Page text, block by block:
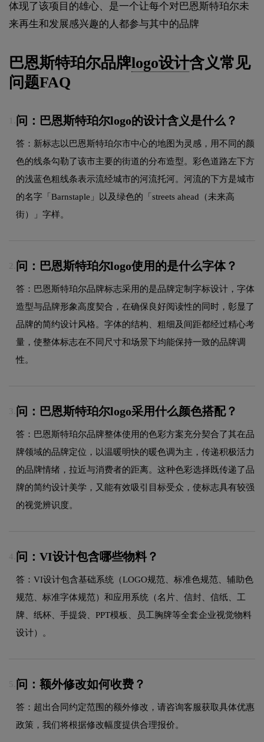
体现了该项目的雄心、是一个让每个对巴恩斯特珀尔未
来再生和发展感兴趣的人都参与其中的品牌
巴恩斯特珀尔品牌logo设计含义常见
问题FAQ
问：巴恩斯特珀尔logo的设计含义是什么？
答：新标志以巴恩斯特珀尔市中心的地图为灵感，用不同的颜
色的线条勾勒了该市主要的街道的分布造型。彩色道路左下方
的浅蓝色粗线条表示流经城市的河流托河。河流的下方是城市
的名字「Barnstaple」以及绿色的「streets ahead（未来高
街）」字样。
2. 问：巴恩斯特珀尔logo使用的是什么字体？
答：巴恩斯特珀尔品牌标志采用的是品牌定制字标设计，字体
造型与品牌形象高度契合，在确保良好阅读性的同时，彰显了
品牌的简约设计风格。字体的结构、粗细及间距都经过精心考
量，使整体标志在不同尺寸和场景下均能保持一致的品牌调
性。
3. 问：巴恩斯特珀尔logo采用什么颜色搭配？
答：巴恩斯特珀尔品牌整体使用的色彩方案充分契合了其在品
牌领域的品牌定位，以温暖明快的暖色调为主，传递积极活力
的品牌情绪，拉近与消费者的距离。这种色彩选择既传递了品
牌的简约设计美学，又能有效吸引目标受众，使标志具有较强
的视觉辨识度。
4. 问：VI设计包含哪些物料？
答：VI设计包含基础系统（LOGO规范、标准色规范、辅助色
规范、标准字体规范）和应用系统（名片、信封、信纸、工
牌、纸杯、手提袋、PPT模板、员工胸牌等全套企业视觉物料
设计）。
5. 问：额外修改如何收费？
答：超出合同约定范围的额外修改，请咨询客服获取具体优惠
政策，我们将根据修改幅度提供合理报价。